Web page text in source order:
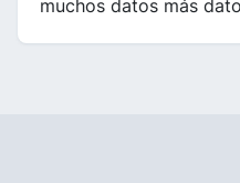
muchos datos más